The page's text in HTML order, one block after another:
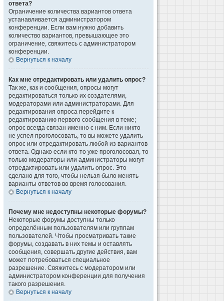
ответа?
Ограничение количества вариантов ответа
устанавливается администратором
конференции. Если вам нужно добавить
количество вариантов, превышающее это
ограничение, свяжитесь с администратором
конференции.
Вернуться к началу
Как мне отредактировать или удалить опрос?
Так же, как и сообщения, опросы могут
редактироваться только их создателями,
модераторами или администраторами. Для
редактирования опроса перейдите к
редактированию первого сообщения в теме;
опрос всегда связан именно с ним. Если никто
не успел проголосовать, то вы можете удалить
опрос или отредактировать любой из вариантов
ответа. Однако если кто-то уже проголосовал, то
только модераторы или администраторы могут
отредактировать или удалить опрос. Это
сделано для того, чтобы нельзя было менять
варианты ответов во время голосования.
Вернуться к началу
Почему мне недоступны некоторые форумы?
Некоторые форумы доступны только
определённым пользователям или группам
пользователей. Чтобы просматривать такие
форумы, создавать в них темы и оставлять
сообщения, совершать другие действия, вам
может потребоваться специальное
разрешение. Свяжитесь с модератором или
администратором конференции для получения
такого разрешения.
Вернуться к началу